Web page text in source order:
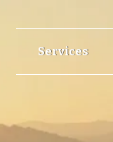
Services